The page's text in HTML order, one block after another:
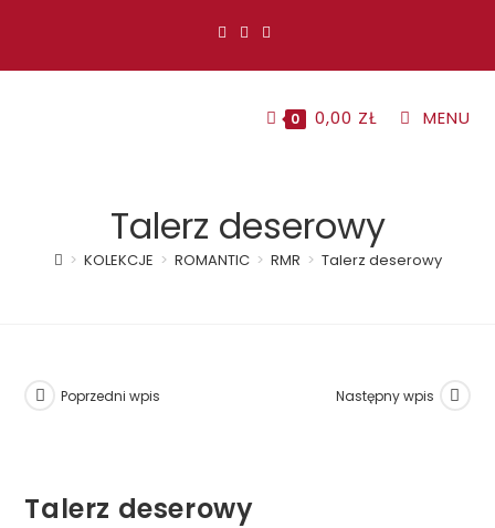
0 0,00 ZŁ MENU
Talerz deserowy
> KOLEKCJE > ROMANTIC > RMR > Talerz deserowy
Poprzedni wpis Następny wpis
Talerz deserowy